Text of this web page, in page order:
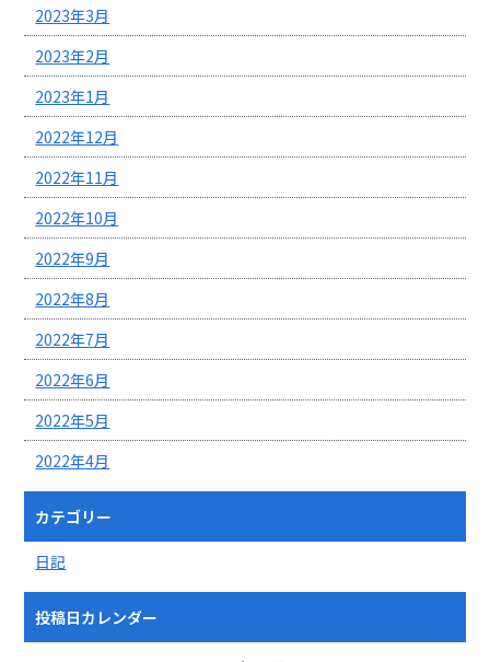
2023年3月
2023年2月
2023年1月
2022年12月
2022年11月
2022年10月
2022年9月
2022年8月
2022年7月
2022年6月
2022年5月
2022年4月
カテゴリー
日記
投稿日カレンダー